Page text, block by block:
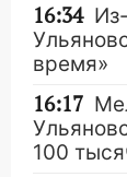
16:34
время»
16:17
100